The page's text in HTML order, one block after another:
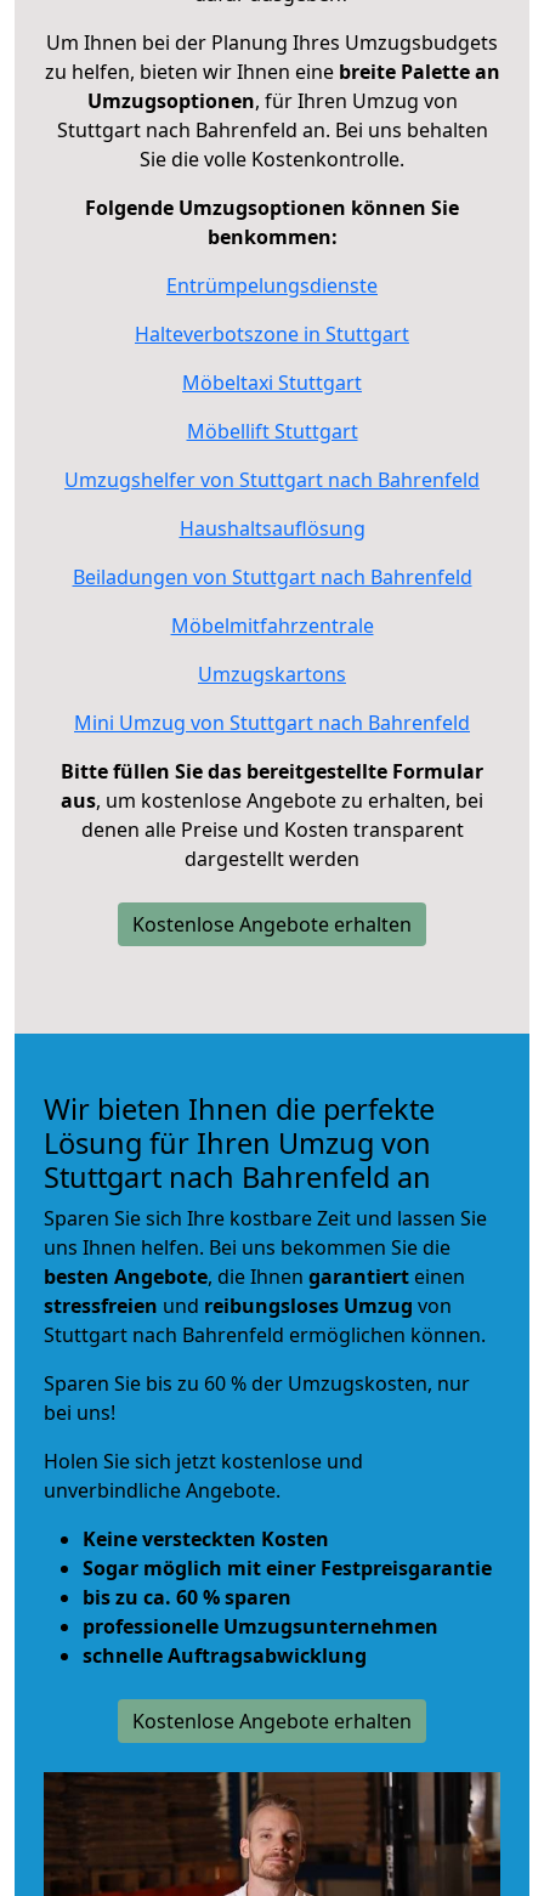
Um Ihnen bei der Planung Ihres Umzugsbudgets
zu helfen, bieten wir Ihnen eine breite Palette an
Umzugsoptionen, für Ihren Umzug von
Stuttgart nach Bahrenfeld an. Bei uns behalten
Sie die volle Kostenkontrolle.
Folgende Umzugsoptionen können Sie
benkommen:
Entrümpelungsdienste
Halteverbotszone in Stuttgart
Möbeltaxi Stuttgart
Möbellift Stuttgart
Umzugshelfer von Stuttgart nach Bahrenfeld
Haushaltsauflösung
Beiladungen von Stuttgart nach Bahrenfeld
Möbelmitfahrzentrale
Umzugskartons
Mini Umzug von Stuttgart nach Bahrenfeld
Bitte füllen Sie das bereitgestellte Formular
aus, um kostenlose Angebote zu erhalten, bei
denen alle Preise und Kosten transparent
dargestellt werden
Kostenlose Angebote erhalten
Wir bieten Ihnen die perfekte
Lösung für Ihren Umzug von
Stuttgart nach Bahrenfeld an
Sparen Sie sich Ihre kostbare Zeit und lassen Sie
uns Ihnen helfen. Bei uns bekommen Sie die
besten Angebote, die Ihnen garantiert einen
stressfreien und reibungsloses Umzug von
Stuttgart nach Bahrenfeld ermöglichen können.
Sparen Sie bis zu 60 % der Umzugskosten, nur
bei uns!
Holen Sie sich jetzt kostenlose und
unverbindliche Angebote.
Keine versteckten Kosten
Sogar möglich mit einer Festpreisgarantie
bis zu ca. 60 % sparen
professionelle Umzugsunternehmen
schnelle Auftragsabwicklung
Kostenlose Angebote erhalten